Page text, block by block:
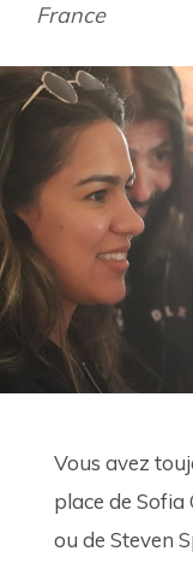
France
Vous avez
place de
ou de Steven